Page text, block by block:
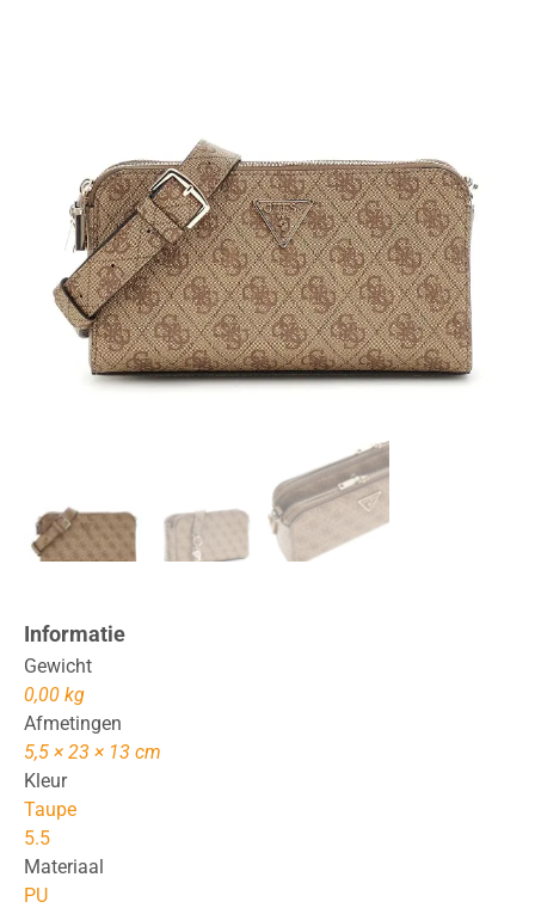
Informatie
Gewicht
0,00 kg
Afmetingen
5,5 × 23 × 13 cm
Kleur
Taupe
5.5
Materiaal
PU